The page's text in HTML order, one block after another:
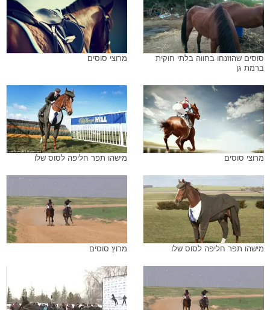
סוסים שהוזנחו בחווה בלתי חוקית
ברמת גן
מרוצי סוסים
מרוצי סוסים מישהו תפר חליפה לסוס שלו
מישהו תפר חליפה לסוס שלו מרוץ סוסים